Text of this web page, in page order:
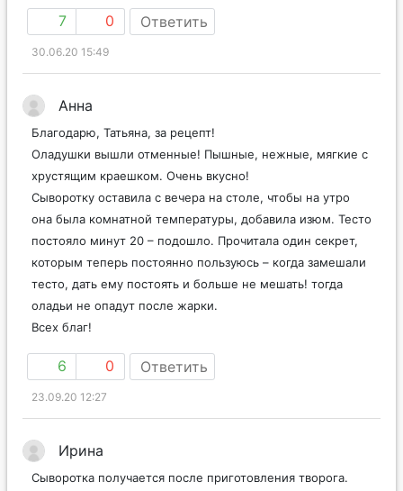
7 0 Ответить
30.06.20 15:49
Анна
Благодарю, Татьяна, за рецепт!
Оладушки вышли отменные! Пышные, нежные, мягкие с
хрустящим краешком. Очень вкусно!
Сыворотку оставила с вечера на столе, чтобы на утро
она была комнатной температуры, добавила изюм. Тесто
постояло минут 20 – подошло. Прочитала один секрет,
которым теперь постоянно пользуюсь – когда замешали
тесто, дать ему постоять и больше не мешать! тогда
оладьи не опадут после жарки.
Всех благ!
6 0 Ответить
23.09.20 12:27
Ирина
Сыворотка получается после приготовления творога.